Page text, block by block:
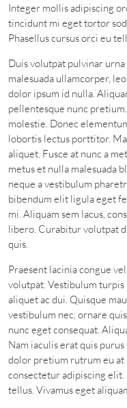
Integer mollis adipiscing
tincidunt mi eget tortor
Phasellus cursus orci eu
Duis volutpat pulvinar urna
malesuada ullamcorper,
dolor ipsum id nulla.
pellentesque nunc
molestie. Donec
lobortis lectus porttitor.
aliquet. Fusce at nunc a
metus et nulla malesuada
neque a vestibulum
bibendum elit ligula eget
mi. Aliquam sem lacus,
libero. Curabitur volutpat
quis.
Praesent lacinia congue
volutpat. Vestibulum turpis
aliquet ac dui. Quisque
vestibulum nec, ornare
nunc eget consequat.
Nam iaculis erat quis
dolor pretium rutrum eu at
consectetur adipiscing elit.
tellus. Vivamus eget